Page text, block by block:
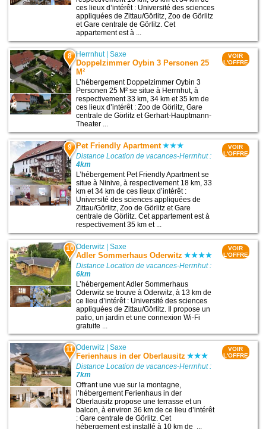
ces lieux d’intérêt : Université des sciences
appliquées de Zittau/Görlitz, Zoo de Görlitz
et Gare centrale de Görlitz. Cet
appartement est à ...
8 Herrnhut|Saxe
Doppelzimmer Oybin 3 Personen 25
M²
L’hébergement Doppelzimmer Oybin 3
Personen 25 M² se situe à Herrnhut, à
respectivement 33 km, 34 km et 35 km de
ces lieux d’intérêt : Zoo de Görlitz, Gare
centrale de Görlitz et Gerhart-Hauptmann-
Theater ...
VOIR
L'OFFRE
9 Pet Friendly Apartment
Distance Location de vacances-Herrnhut :
4km
L’hébergement Pet Friendly Apartment se
situe à Ninive, à respectivement 18 km, 33
km et 34 km de ces lieux d’intérêt :
Université des sciences appliquées de
Zittau/Görlitz, Zoo de Görlitz et Gare
centrale de Görlitz. Cet appartement est à
respectivement 35 km et ...
VOIR
L'OFFRE
10 Oderwitz |Saxe
Adler Sommerhaus Oderwitz
Distance Location de vacances-Herrnhut :
6km
L’hébergement Adler Sommerhaus
Oderwitz se trouve à Oderwitz, à 13 km de
ce lieu d’intérêt : Université des sciences
appliquées de Zittau/Görlitz. Il propose un
patio, un jardin et une connexion Wi-Fi
gratuite ...
VOIR
L'OFFRE
11 Oderwitz |Saxe
Ferienhaus in der Oberlausitz
Distance Location de vacances-Herrnhut :
7km
Offrant une vue sur la montagne,
l’hébergement Ferienhaus in der
Oberlausitz propose une terrasse et un
balcon, à environ 36 km de ce lieu d’intérêt
: Gare centrale de Görlitz. Cet
hébergement est installé à 10 km de ...
VOIR
L'OFFRE